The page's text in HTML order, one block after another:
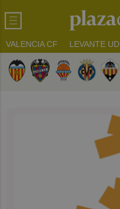
VALENCIA CF LEVANTE UD